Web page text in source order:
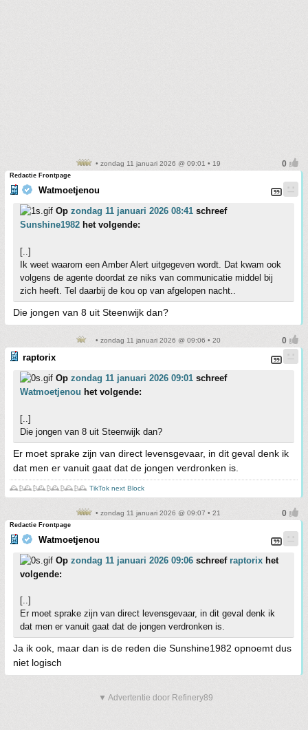
• zondag 11 januari 2026 @ 09:01 • 19
Redactie Frontpage
Watmoetjenou
Op zondag 11 januari 2026 08:41 schreef
Sunshine1982 het volgende:
[..]
Ik weet waarom een Amber Alert uitgegeven wordt. Dat kwam ook
volgens de agente doordat ze niks van communicatie middel bij
zich heeft. Tel daarbij de kou op van afgelopen nacht..
Die jongen van 8 uit Steenwijk dan?
• zondag 11 januari 2026 @ 09:06 • 20
raptorix
Op zondag 11 januari 2026 09:01 schreef
Watmoetjenou het volgende:
[..]
Die jongen van 8 uit Steenwijk dan?
Er moet sprake zijn van direct levensgevaar, in dit geval denk ik
dat men er vanuit gaat dat de jongen verdronken is.
🕰️₿🕰️₿🕰️₿🕰️₿🕰️₿🕰️ TikTok next Block
• zondag 11 januari 2026 @ 09:07 • 21
Redactie Frontpage
Watmoetjenou
Op zondag 11 januari 2026 09:06 schreef raptorix het
volgende:
[..]
Er moet sprake zijn van direct levensgevaar, in dit geval denk ik
dat men er vanuit gaat dat de jongen verdronken is.
Ja ik ook, maar dan is de reden die Sunshine1982 opnoemt dus
niet logisch
▼ Advertentie door Refinery89